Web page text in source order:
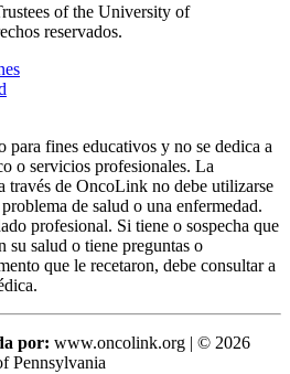
of the University of
reservados.
para fines educativos y no se dedica a
o servicios profesionales. La
través de OncoLink no debe utilizarse
de salud o una enfermedad.
profesional. Si tiene o sospecha que
su salud o tiene preguntas o
que le recetaron, debe consultar a
por: www.oncolink.org | © 2026
Pennsylvania